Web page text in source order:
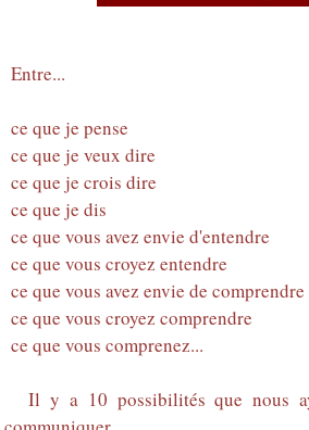
Entre...
ce que je pense
ce que je veux dire
ce que je crois dire
ce que je dis
ce que vous avez envie d'entendre
ce que vous croyez entendre
ce que vous avez envie de comprendre
ce que vous croyez comprendre
ce que vous comprenez...
Il y a 10 possibilités que nous